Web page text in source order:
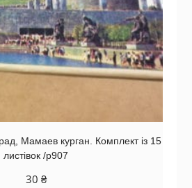
Мамаев курган. Комплект із 15
листівок /р907
30 ₴